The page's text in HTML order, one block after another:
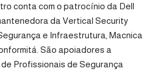
conta com o patrocínio da Dell
da Vertical Security
e Infraestrutura, Macnica
São apoiadores a
Profissionais de Segurança